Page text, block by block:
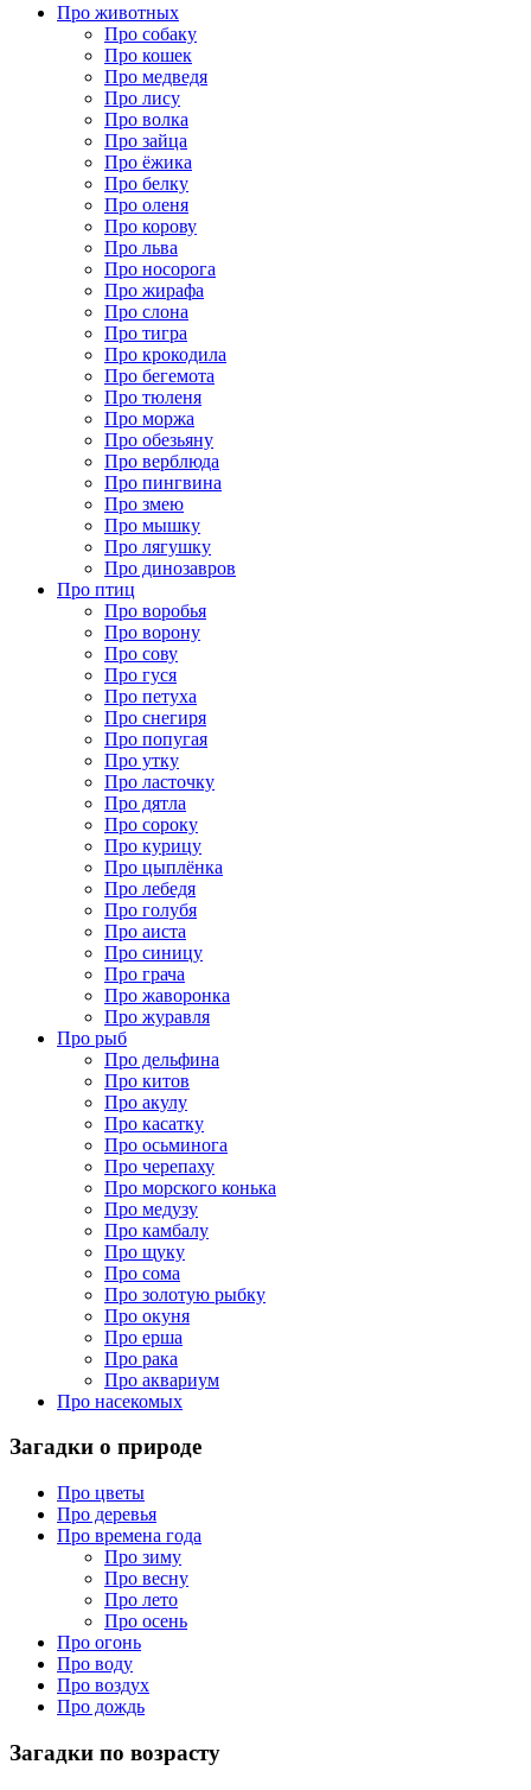
Про животных
Про собаку
Про кошек
Про медведя
Про лису
Про волка
Про зайца
Про ёжика
Про белку
Про оленя
Про корову
Про льва
Про носорога
Про жирафа
Про слона
Про тигра
Про крокодила
Про бегемота
Про тюленя
Про моржа
Про обезьяну
Про верблюда
Про пингвина
Про змею
Про мышку
Про лягушку
Про динозавров
Про птиц
Про воробья
Про ворону
Про сову
Про гуся
Про петуха
Про снегиря
Про попугая
Про утку
Про ласточку
Про дятла
Про сороку
Про курицу
Про цыплёнка
Про лебедя
Про голубя
Про аиста
Про синицу
Про грача
Про жаворонка
Про журавля
Про рыб
Про дельфина
Про китов
Про акулу
Про касатку
Про осьминога
Про черепаху
Про морского конька
Про медузу
Про камбалу
Про щуку
Про сома
Про золотую рыбку
Про окуня
Про ерша
Про рака
Про аквариум
Про насекомых
Загадки о природе
Про цветы
Про деревья
Про времена года
Про зиму
Про весну
Про лето
Про осень
Про огонь
Про воду
Про воздух
Про дождь
Загадки по возрасту